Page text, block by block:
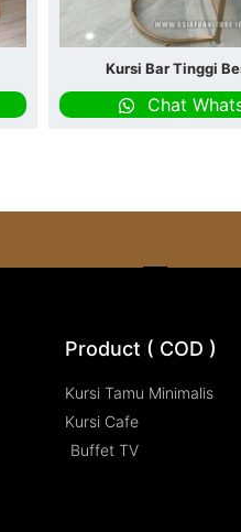
Kursi Bar Tinggi
Chat
Product ( COD )
Kursi Tamu Minimalis
Kursi Cafe
Buffet TV